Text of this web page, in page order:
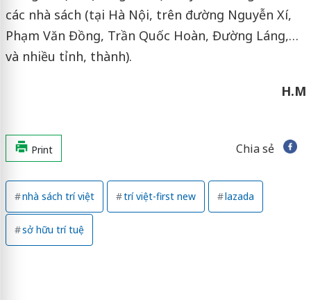
các nhà sách (tại Hà Nội, trên đường Nguyễn Xí,
Phạm Văn Đồng, Trần Quốc Hoàn, Đường Láng,…
và nhiều tỉnh, thành).
H.M
Print Chia sẻ
nhà sách trí việt trí việt-first new lazada
sở hữu trí tuệ